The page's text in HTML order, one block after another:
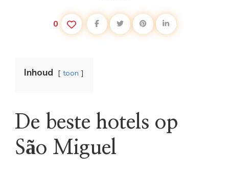
0
Inhoud toon
De beste hotels op
São Miguel